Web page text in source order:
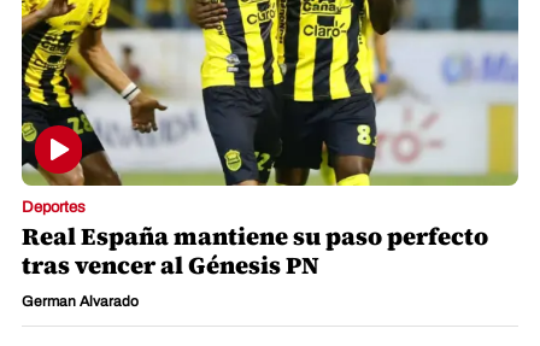
Deportes
Real España mantiene su paso perfecto
tras vencer al Génesis PN
German Alvarado